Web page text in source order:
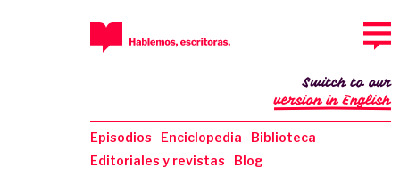
Episodios Enciclopedia
Biblioteca
Editoriales y revistas
Blog
Switch to our
version in English